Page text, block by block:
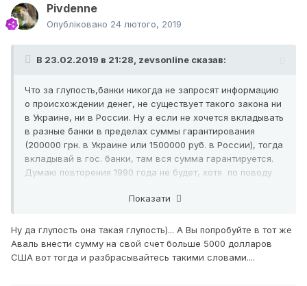
Pivdenne
Опубліковано 24 лютого, 2019
В 23.02.2019 в 21:28, zevsonline сказав:
Что за глупость,банки никогда не запросят информацию
о происхождении денег, не существует такого закона ни
в Украине, ни в России. Ну а если не хочется вкладывать
в разные банки в пределах суммы гарантирования
(200000 грн. в Украине или 1500000 руб. в России), тогда
вкладывай в гос. банки, там вся сумма гарантируется.
Думаю повторения 1990 года не будет, хотя по поводу
империи как правило однозначно разваливаются. Но
по поводу развала.
Показати
Ну да глупость она такая глупость)... А Вы попробуйте в тот же
Аваль внести сумму на свой счет больше 5000 долларов
США вот тогда и разбрасывайтесь такими словами....